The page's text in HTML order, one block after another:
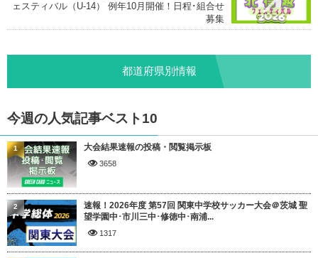
ェスティバル（U-14） 例年10月開催！日程･組合せ
募集
都道府県別情報
今週の人気記事ベスト10
大会結果速報の投稿・閲覧掲示板
3658
1
速報！2026年度 第57回 関東中学校サッカー大会＠茨城 聖
望学園中･市川三中･修徳中･南浦...
1317
2